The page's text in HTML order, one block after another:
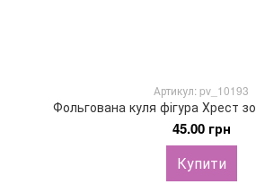
Артикул: pv_10193
Фольгована куля фігура Хрест
45.00 грн
Купити